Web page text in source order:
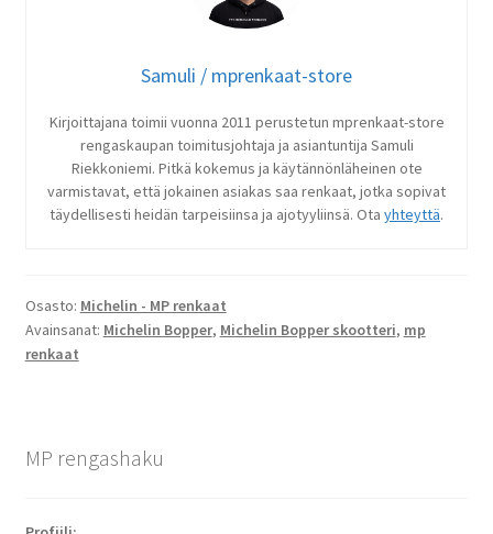
Samuli / mprenkaat-store
Kirjoittajana toimii vuonna 2011 perustetun mprenkaat-store
rengaskaupan toimitusjohtaja ja asiantuntija Samuli
Riekkoniemi. Pitkä kokemus ja käytännönläheinen ote
varmistavat, että jokainen asiakas saa renkaat, jotka sopivat
täydellisesti heidän tarpeisiinsa ja ajotyyliinsä. Ota yhteyttä.
Osasto: Michelin - MP renkaat
Avainsanat: Michelin Bopper, Michelin Bopper skootteri, mp
renkaat
MP rengashaku